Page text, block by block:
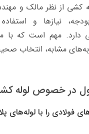
کشی از نظر مالک و
نیازها و
دارد. مهم است که با
مشابه، انتخاب
در خصوص لوله
فولادی را با لوله‌های